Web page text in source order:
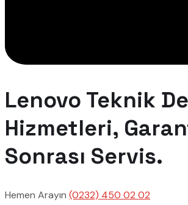
Lenovo Teknik
Hizmetleri,
Sonrası Servis.
Hemen Arayın (0232) 450 02 02